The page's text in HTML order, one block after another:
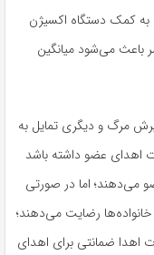
به کمک دستگاه اکسیژن
باعث می‌شود میانگین
مرگ و دیگری تمایل به
اهدای عضو داشته باشد
اهدای عضو می‌دهند؛ اما در صورتی
عضو نداشته باشد ۴۵ درصد خانواده‌ها رضایت می‌دهند؛
اهدا ضمانتی برای اهدای